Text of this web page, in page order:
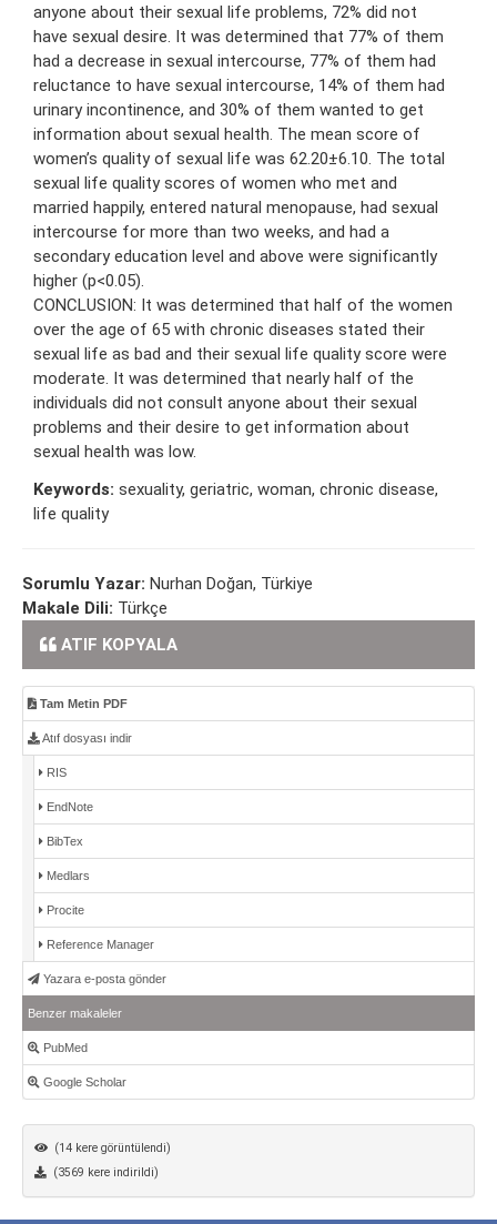
anyone about their sexual life problems, 72% did not
have sexual desire. It was determined that 77% of them
had a decrease in sexual intercourse, 77% of them had
reluctance to have sexual intercourse, 14% of them had
urinary incontinence, and 30% of them wanted to get
information about sexual health. The mean score of
women’s quality of sexual life was 62.20±6.10. The total
sexual life quality scores of women who met and
married happily, entered natural menopause, had sexual
intercourse for more than two weeks, and had a
secondary education level and above were significantly
higher (p<0.05).
CONCLUSION: It was determined that half of the women
over the age of 65 with chronic diseases stated their
sexual life as bad and their sexual life quality score were
moderate. It was determined that nearly half of the
individuals did not consult anyone about their sexual
problems and their desire to get information about
sexual health was low.
Keywords: sexuality, geriatric, woman, chronic disease,
life quality
Sorumlu Yazar: Nurhan Doğan, Türkiye
Makale Dili: Türkçe
ATIF KOPYALA
Tam Metin PDF
Atıf dosyası indir
RIS
EndNote
BibTex
Medlars
Procite
Reference Manager
Yazara e-posta gönder
Benzer makaleler
PubMed
Google Scholar
(14 kere görüntülendi)
(3569 kere indirildi)